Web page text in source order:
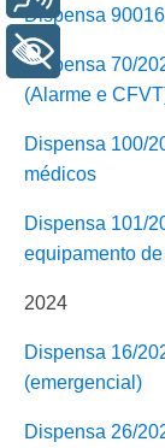
Dispensa
Dispensa 70/
(Alarme e
Dispensa 100/
médicos
Dispensa 101/
equipamento
2024
Dispensa 16/
(emergencial)
Dispensa 26/